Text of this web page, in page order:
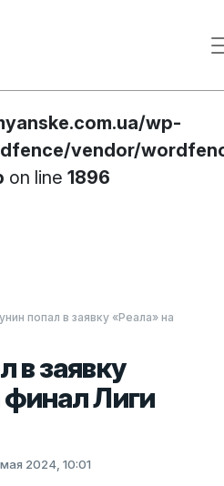
Passing null to
of type array|string is
wp-
vendor/
on line 1896
попал в заявку «Реала» на
в заявку
Лиги
мая 2024, 10:01